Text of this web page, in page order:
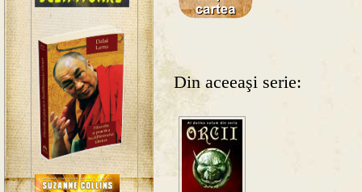
Din aceeaşi serie: